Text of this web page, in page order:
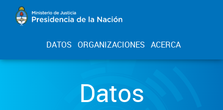
DATOS ORGANIZACIONES ACERCA
Datos